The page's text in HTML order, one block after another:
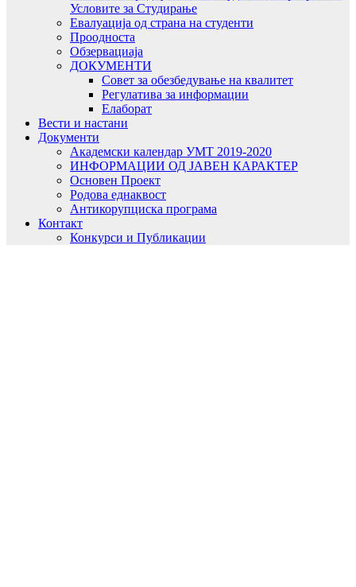
Условите за Студирање
Евалуација од страна на студенти
Проодноста
Обзервациаја
ДОКУМЕНТИ
Совет за обезбедување на квалитет
Регулатива за информации
Елаборат
Вести и настани
Документи
Академски календар УМТ 2019-2020
ИНФОРМАЦИИ ОД ЈАВЕН КАРАКТЕР
Основен Проект
Родова еднаквост
Антикорупциска програма
Контакт
Конкурси и Публикации